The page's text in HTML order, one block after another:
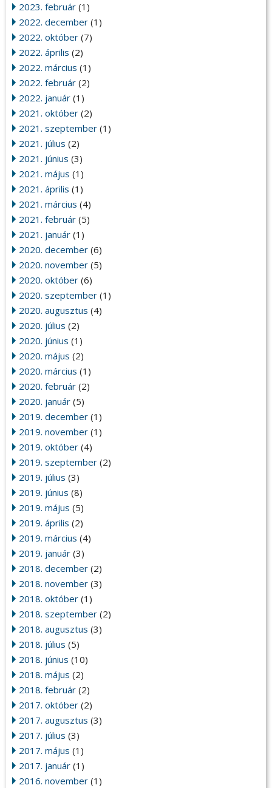
2023. február (1)
2022. december (1)
2022. október (7)
2022. április (2)
2022. március (1)
2022. február (2)
2022. január (1)
2021. október (2)
2021. szeptember (1)
2021. július (2)
2021. június (3)
2021. május (1)
2021. április (1)
2021. március (4)
2021. február (5)
2021. január (1)
2020. december (6)
2020. november (5)
2020. október (6)
2020. szeptember (1)
2020. augusztus (4)
2020. július (2)
2020. június (1)
2020. május (2)
2020. március (1)
2020. február (2)
2020. január (5)
2019. december (1)
2019. november (1)
2019. október (4)
2019. szeptember (2)
2019. július (3)
2019. június (8)
2019. május (5)
2019. április (2)
2019. március (4)
2019. január (3)
2018. december (2)
2018. november (3)
2018. október (1)
2018. szeptember (2)
2018. augusztus (3)
2018. július (5)
2018. június (10)
2018. május (2)
2018. február (2)
2017. október (2)
2017. augusztus (3)
2017. július (3)
2017. május (1)
2017. január (1)
2016. november (1)